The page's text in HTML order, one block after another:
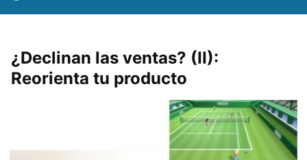
¿Declinan las ventas? (II):
Reorienta tu producto